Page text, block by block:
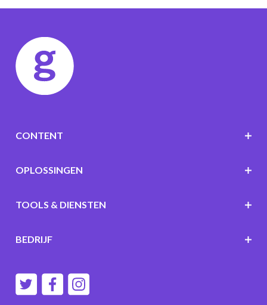
CONTENT
OPLOSSINGEN
TOOLS & DIENSTEN
BEDRIJF